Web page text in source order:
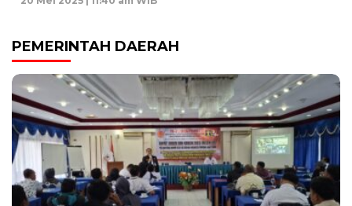
PEMERINTAH DAERAH